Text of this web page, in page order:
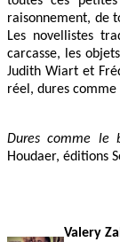
raisonnement, de
Les novellistes
carcasse, les
Judith Wiart et
réel, dures comme
Dures comme le
Houdaer, éditions
Valery